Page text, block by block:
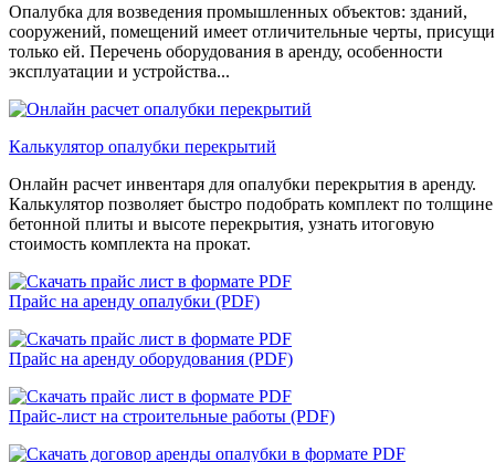
Опалубка для возведения промышленных объектов: зданий,
сооружений, помещений имеет отличительные черты,
только ей. Перечень оборудования в аренду, особенности
эксплуатации и устройства...
Калькулятор опалубки перекрытий
Онлайн расчет инвентаря для опалубки перекрытия в аренду.
Калькулятор позволяет быстро подобрать комплект по толщине
бетонной плиты и высоте перекрытия, узнать итоговую
стоимость комплекта на прокат.
Прайс на аренду опалубки (PDF)
Прайс на аренду оборудования (PDF)
Прайс-лист на строительные работы (PDF)